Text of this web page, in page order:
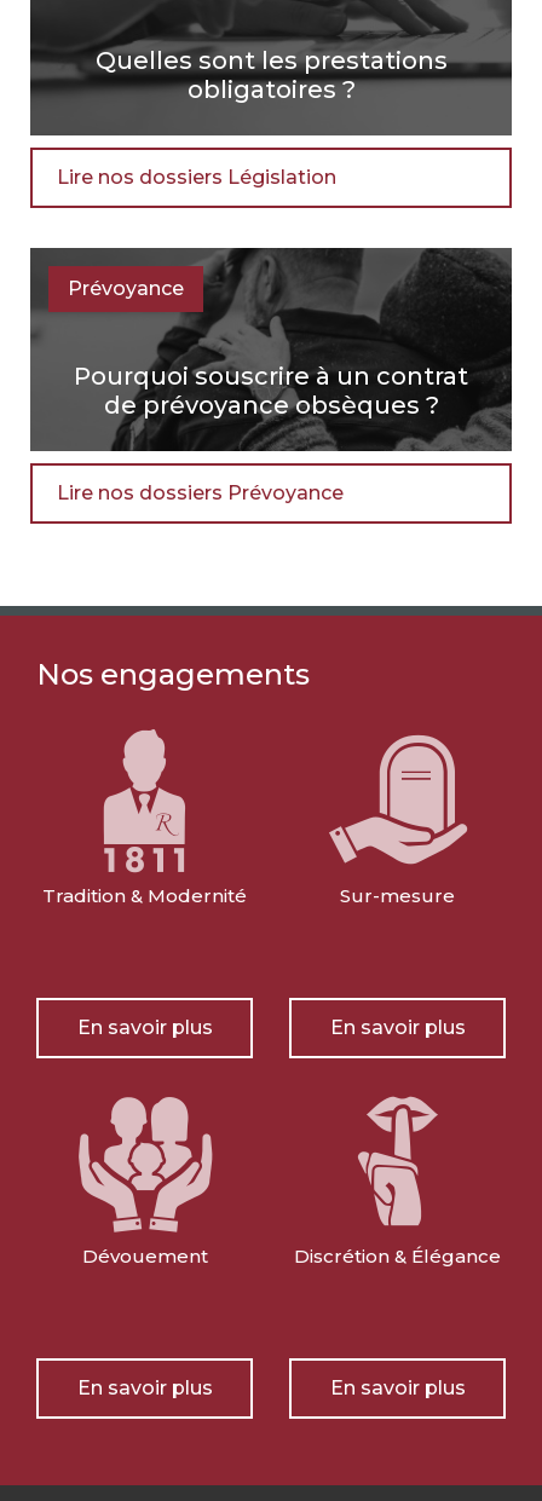
Quelles sont les prestations
obligatoires ?
Lire nos dossiers Législation
Prévoyance
Pourquoi souscrire à un contrat
de prévoyance obsèques ?
Lire nos dossiers Prévoyance
Nos engagements
Tradition & Modernité
En savoir plus
Sur-mesure
En savoir plus
Dévouement
En savoir plus
Discrétion & Élégance
En savoir plus